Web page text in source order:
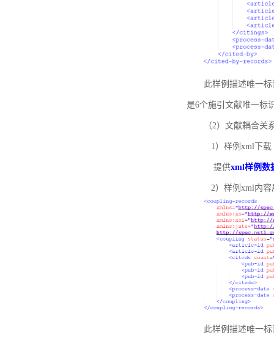
此样例描述唯一标
是6个施引文献唯一标
（2）文献耦合关
1）样例xml下载
提供xml样例数
2）样例xml内容
此样例描述唯一标